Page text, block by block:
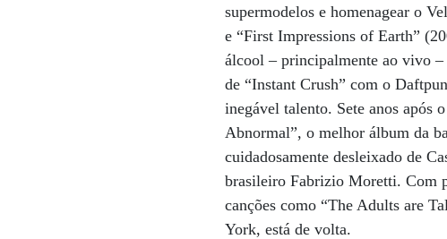
supermodelos e homenagear o
e “First Impressions of Earth”
álcool – principalmente ao vivo
de “Instant Crush” com o
inegável talento. Sete anos após
Abnormal”, o melhor álbum da
cuidadosamente desleixado de
brasileiro Fabrizio Moretti. Com
canções como “The Adults are
York, está de volta.